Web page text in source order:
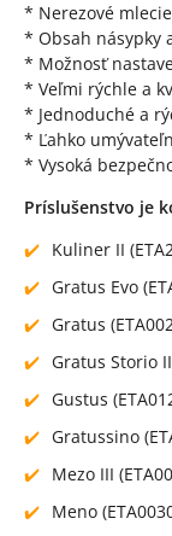
* Nerezové
* Obsah násypky
* Možnosť
* Veľmi rýchle a
* Jednoduché a
* Ľahko
* Vysoká
Príslušenstvo je
Kuliner II
Gratus Evo
Gratus
Gratus Storio
Gustus
Gratussino
Mezo III
Meno